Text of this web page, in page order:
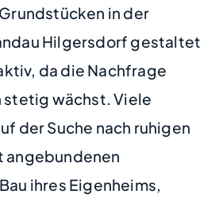
in der
Hilgersdorf gestaltet
da die Nachfrage
stetig wächst. Viele
der Suche nach ruhigen
angebundenen
ihres Eigenheims,